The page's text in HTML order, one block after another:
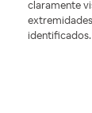
claramente
identificados.